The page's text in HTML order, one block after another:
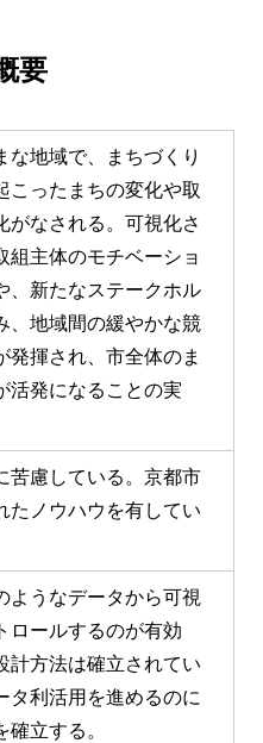
要
な地域で、まちづくり
こったまちの変化や取
がなされる。可視化さ
組主体のモチベーショ
、新たなステークホル
、地域間の緩やかな競
発揮され、市全体のま
活発になることの実
苦慮している。京都市
たノウハウを有してい
ようなデータから可視
ロールするのが有効
計方法は確立されてい
タ利活用を進めるのに
立する。